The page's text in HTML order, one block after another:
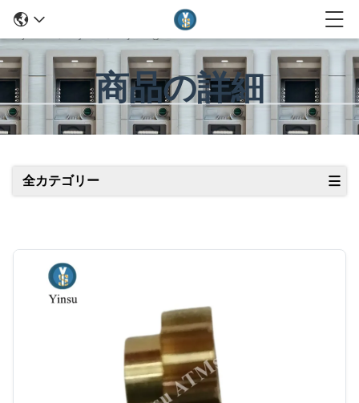
商品の詳細
全カテゴリー